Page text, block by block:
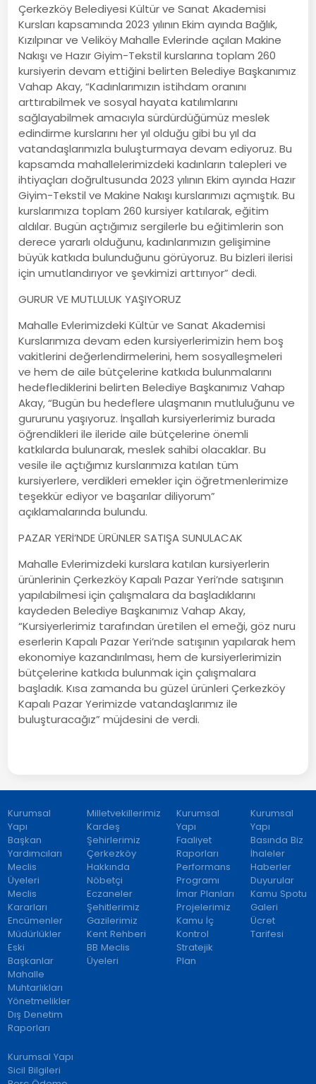
Çerkezköy Belediyesi Kültür ve Sanat Akademisi
Kursları kapsamında 2023 yılının Ekim ayında Bağlık,
Kızılpınar ve Veliköy Mahalle Evlerinde açılan Makine
Nakışı ve Hazır Giyim-Tekstil kurslarına toplam 260
kursiyerin devam ettiğini belirten Belediye Başkanımız
Vahap Akay, “Kadınlarımızın istihdam oranını
arttırabilmek ve sosyal hayata katılımlarını
sağlayabilmek amacıyla sürdürdüğümüz meslek
edindirme kurslarını her yıl olduğu gibi bu yıl da
vatandaşlarımızla buluşturmaya devam ediyoruz. Bu
kapsamda mahallelerimizdeki kadınların talepleri ve
ihtiyaçları doğrultusunda 2023 yılının Ekim ayında Hazır
Giyim-Tekstil ve Makine Nakışı kurslarımızı açmıştık. Bu
kurslarımıza toplam 260 kursiyer katılarak, eğitim
aldılar. Bugün açtığımız sergilerle bu eğitimlerin son
derece yararlı olduğunu, kadınlarımızın gelişimine
büyük katkıda bulunduğunu görüyoruz. Bu bizleri ilerisi
için umutlandırıyor ve şevkimizi arttırıyor” dedi.
GURUR VE MUTLULUK YAŞIYORUZ
Mahalle Evlerimizdeki Kültür ve Sanat Akademisi
Kurslarımıza devam eden kursiyerlerimizin hem boş
vakitlerini değerlendirmelerini, hem sosyalleşmeleri
ve hem de aile bütçelerine katkıda bulunmalarını
hedeflediklerini belirten Belediye Başkanımız Vahap
Akay, “Bugün bu hedeflere ulaşmanın mutluluğunu ve
gururunu yaşıyoruz. İnşallah kursiyerlerimiz burada
öğrendikleri ile ileride aile bütçelerine önemli
katkılarda bulunarak, meslek sahibi olacaklar. Bu
vesile ile açtığımız kurslarımıza katılan tüm
kursiyerlere, verdikleri emekler için öğretmenlerimize
teşekkür ediyor ve başarılar diliyorum”
açıklamalarında bulundu.
PAZAR YERİ’NDE ÜRÜNLER SATIŞA SUNULACAK
Mahalle Evlerimizdeki kurslara katılan kursiyerlerin
ürünlerinin Çerkezköy Kapalı Pazar Yeri’nde satışının
yapılabilmesi için çalışmalara da başladıklarını
kaydeden Belediye Başkanımız Vahap Akay,
“Kursiyerlerimiz tarafından üretilen el emeği, göz nuru
eserlerin Kapalı Pazar Yeri’nde satışının yapılarak hem
ekonomiye kazandırılması, hem de kursiyerlerimizin
bütçelerine katkıda bulunmak için çalışmalara
başladık. Kısa zamanda bu güzel ürünleri Çerkezköy
Kapalı Pazar Yerimizde vatandaşlarımız ile
buluşturacağız” müjdesini de verdi.
Kurumsal
Yapı
Başkan
Yardımcıları
Meclis
Üyeleri
Meclis
Kararları
Encümenler
Müdürlükler
Eski
Başkanlar
Mahalle
Muhtarlıkları
Yönetmelikler
Dış Denetim
Raporları
Milletvekillerimiz
Kardeş
Şehirlerimiz
Çerkezköy
Hakkında
Nöbetçi
Eczaneler
Şehitlerimiz
Gazilerimiz
Kent Rehberi
BB Meclis
Üyeleri
Kurumsal
Yapı
Faaliyet
Raporları
Performans
Programı
İmar Planları
Projelerimiz
Kamu İç
Kontrol
Stratejik
Plan
Kurumsal
Yapı
Basında Biz
İhaleler
Haberler
Duyurular
Kamu Spotu
Galeri
Ücret
Tarifesi
Kurumsal Yapı
Sicil Bilgileri